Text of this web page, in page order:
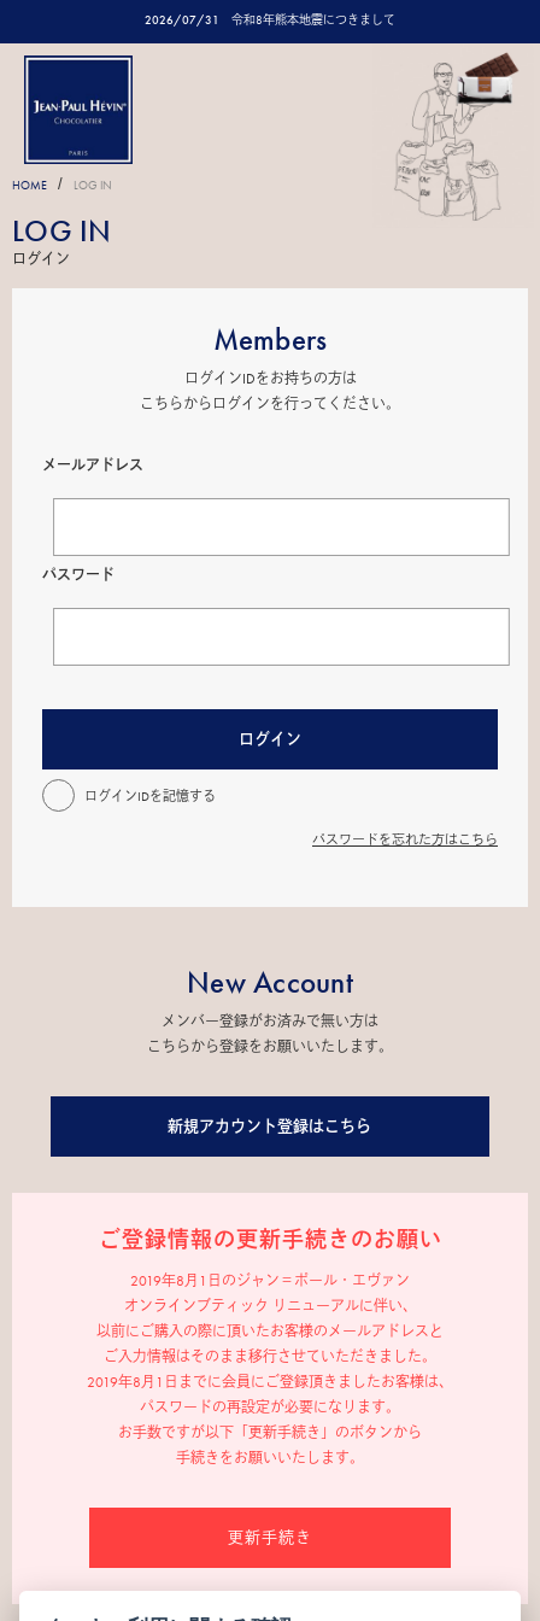
2026/07/31 令和8年熊本地震につきまして
HOME / LOG IN
LOG IN
ログイン
Members
ログインIDをお持ちの方は
こちらからログインを行ってください。
メールアドレス
パスワード
ログイン
ログインIDを記憶する
パスワードを忘れた方はこちら
New Account
メンバー登録がお済みで無い方は
こちらから登録をお願いいたします。
新規アカウント登録はこちら
ご登録情報の更新手続きのお願い
2019年8月1日のジャン＝ポール・エヴァン
オンラインブティック リニューアルに伴い、
以前にご購入の際に頂いたお客様のメールアドレスと
ご入力情報はそのまま移行させていただきました。
2019年8月1日までに会員にご登録頂きましたお客様は、
パスワードの再設定が必要になります。
お手数ですが以下「更新手続き」のボタンから
手続きをお願いいたします。
更新手続き